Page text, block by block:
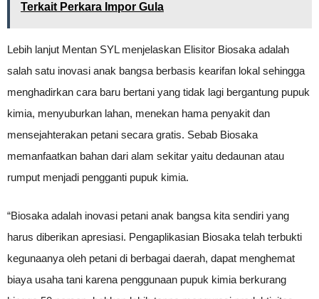
Terkait Perkara Impor Gula
Lebih lanjut Mentan SYL menjelaskan Elisitor Biosaka adalah
salah satu inovasi anak bangsa berbasis kearifan lokal sehingga
menghadirkan cara baru bertani yang tidak lagi bergantung pupuk
kimia, menyuburkan lahan, menekan hama penyakit dan
mensejahterakan petani secara gratis. Sebab Biosaka
memanfaatkan bahan dari alam sekitar yaitu dedaunan atau
rumput menjadi pengganti pupuk kimia.
“Biosaka adalah inovasi petani anak bangsa kita sendiri yang
harus diberikan apresiasi. Pengaplikasian Biosaka telah terbukti
kegunaanya oleh petani di berbagai daerah, dapat menghemat
biaya usaha tani karena penggunaan pupuk kimia berkurang